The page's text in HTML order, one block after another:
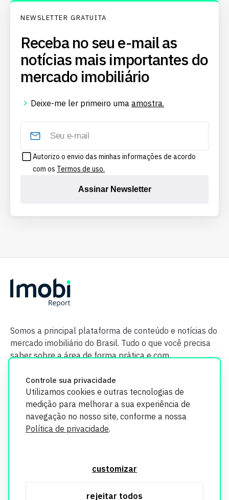
Controle sua privacidade
Utilizamos cookies e outras tecnologias de
medição para melhorar a sua experiência de
navegação no nosso site, conforme a nossa
Política de privacidade.
customizar
rejeitar todos
NEWSLETTER GRATUITA
Receba no seu e-mail as
notícias mais importantes do
mercado imobiliário
Deixe-me ler primeiro uma amostra.
Autorizo o envio das minhas informações de acordo
com os Termos de uso.
Assinar Newsletter
Somos a principal plataforma de conteúdo e notícias do
mercado imobiliário do Brasil. Tudo o que você precisa
saber sobre a área de forma prática e com
segurança. Todos os dados coletados em nosso site são
utilizados exclusivamente para fins de aprimoramento de
informações, consulte nossa Política de Privacidade.